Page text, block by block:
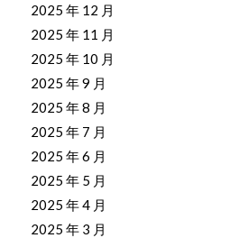
2025 年 12 月
2025 年 11 月
2025 年 10 月
2025 年 9 月
2025 年 8 月
2025 年 7 月
2025 年 6 月
2025 年 5 月
2025 年 4 月
2025 年 3 月